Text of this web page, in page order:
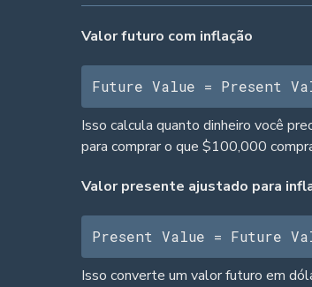
Valor futuro com inflação
Future Value = Present
Isso calcula quanto dinheiro você
para comprar o que $100,000
Valor presente ajustado para
Present Value = Future
Isso converte um valor futuro em